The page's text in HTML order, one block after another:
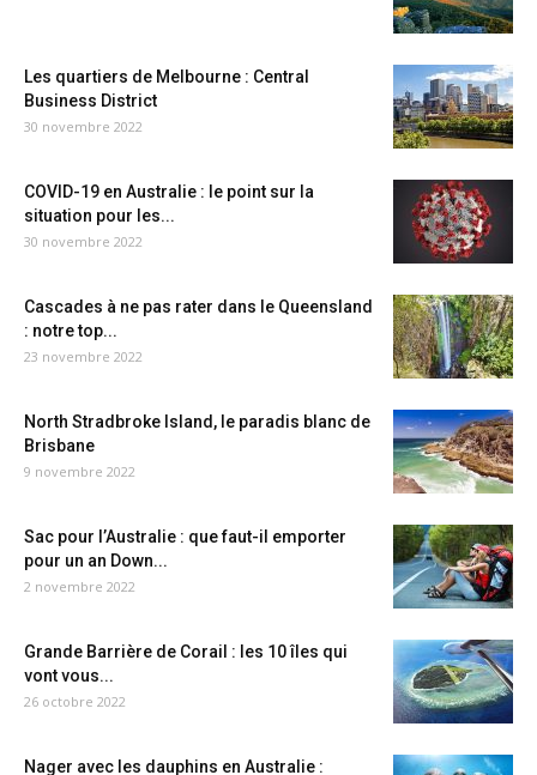
Les quartiers de Melbourne : Central
Business District
30 novembre 2022
COVID-19 en Australie : le point sur la
situation pour les...
30 novembre 2022
Cascades à ne pas rater dans le Queensland
: notre top...
23 novembre 2022
North Stradbroke Island, le paradis blanc de
Brisbane
9 novembre 2022
Sac pour l’Australie : que faut-il emporter
pour un an Down...
2 novembre 2022
Grande Barrière de Corail : les 10 îles qui
vont vous...
26 octobre 2022
Nager avec les dauphins en Australie :